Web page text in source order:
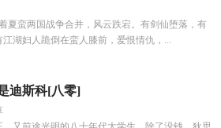
夏蛮两国战争合并，风云跌宕。有剑仙堕落，有
湖妇人跪倒在蛮人膝前，爱恨情仇，...
迪斯科[八零]